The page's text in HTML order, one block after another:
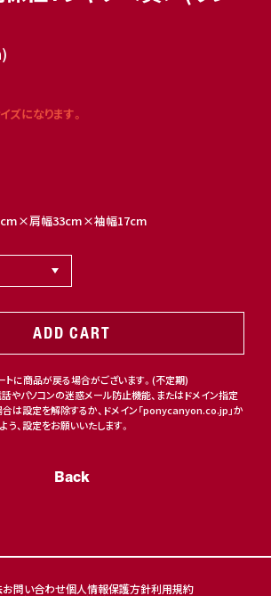
になります。
肩幅33cm×袖幅17cm
ADD CART
トに商品が戻る場合がございます。(不定期)
やパソコンの迷惑メール防止機能、またはドメイン指定
は設定を解除するか、ドメイン「ponycanyon.co.jp」か
、設定をお願いいたします。
Back
お問い合わせ個人情報保護方針利用規約